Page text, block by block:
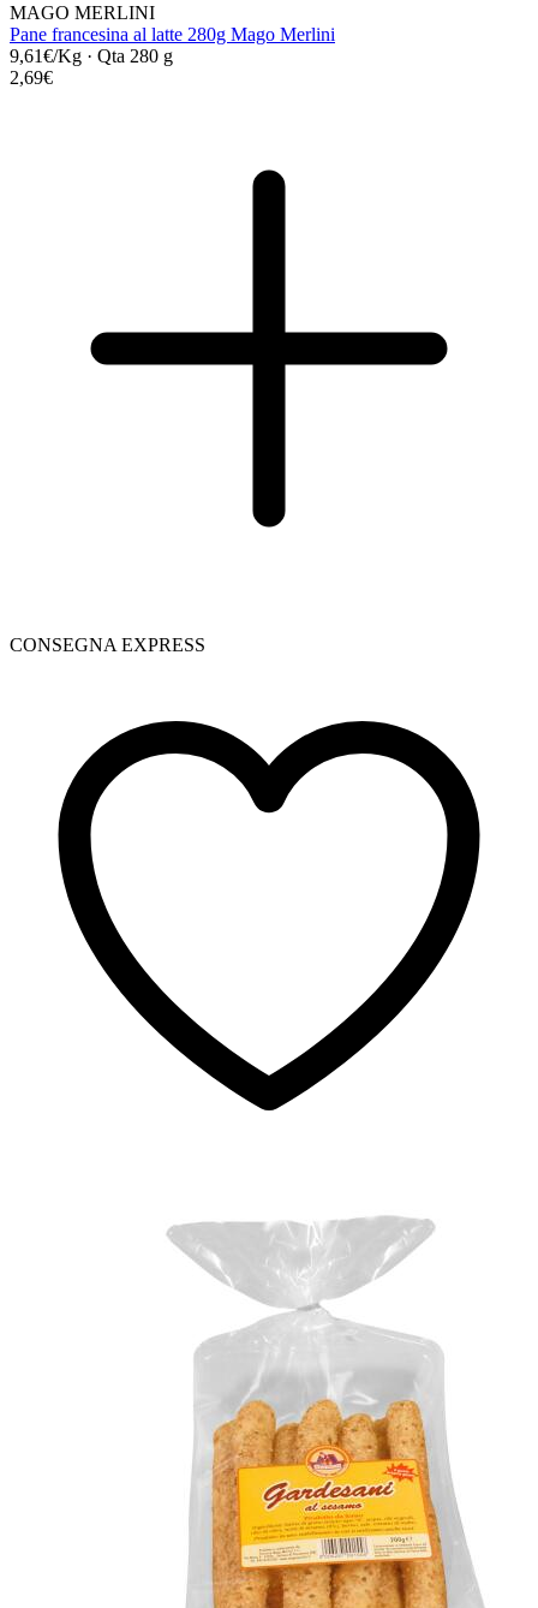
MAGO MERLINI
Pane francesina al latte 280g Mago Merlini
9,61€/Kg · Qta 280 g
2,69€
CONSEGNA EXPRESS